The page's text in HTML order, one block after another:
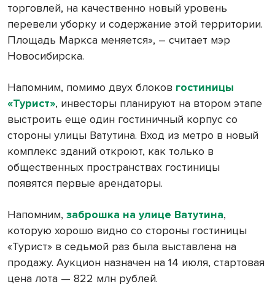
торговлей, на качественно новый уровень
перевели уборку и содержание этой территории.
Площадь Маркса меняется», – считает мэр
Новосибирска.
Напомним, помимо двух блоков гостиницы
«Турист», инвесторы планируют на втором этапе
выстроить еще один гостиничный корпус со
стороны улицы Ватутина. Вход из метро в новый
комплекс зданий откроют, как только в
общественных пространствах гостиницы
появятся первые арендаторы.
Напомним, заброшка на улице Ватутина,
которую хорошо видно со стороны гостиницы
«Турист» в седьмой раз была выставлена на
продажу. Аукцион назначен на 14 июля, стартовая
цена лота — 822 млн рублей.